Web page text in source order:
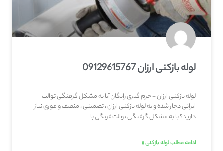
لوله بازکنی ارزان 09129615767
لوله بازکنی ارزان + جرم گیری رایگان آیا به مشکل گرفتگی توالت
ایرانی دچار شده و به لوله بازکنی ارزان ، تضمینی ، منصف و فوری نیاز
دارید؟ یا به مشکل گرفتگی توالت فرنگی با
ادامه مطلب لوله بازکنی »